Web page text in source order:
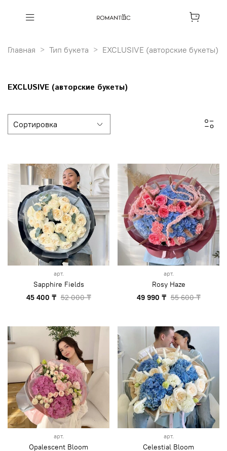
Главная Тип букета EXCLUSIVE (авторские букеты)
EXCLUSIVE (авторские букеты)
арт.
Sapphire Fields
45 400 ₸ 52 000 ₸
арт.
Rosy Haze
49 990 ₸ 55 600 ₸
арт.
Opalescent Bloom
арт.
Celestial Bloom